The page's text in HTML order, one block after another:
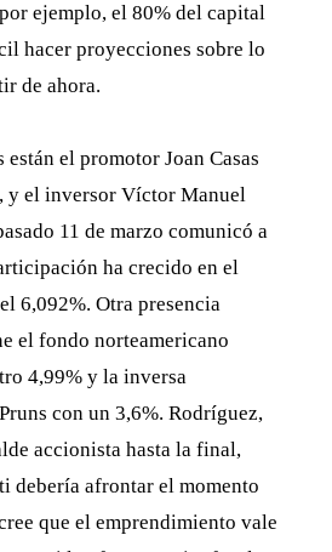
ejemplo, el 80% del capital
hacer proyecciones sobre lo
de ahora.
el promotor Joan Casas
y el inversor Víctor Manuel
11 de marzo comunicó a
ha crecido en el
6,092%. Otra presencia
el fondo norteamericano
4,99% y la inversa
con un 3,6%. Rodríguez,
accionista hasta la final,
debería afrontar el momento
que el emprendimiento vale